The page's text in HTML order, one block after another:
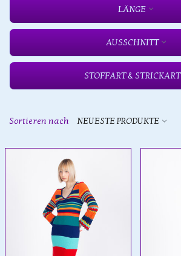
LÄNGE
AUSSCHNITT
STOFFART & STRICKART
Sortieren nach NEUESTE PRODUKTE